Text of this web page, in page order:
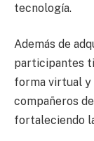
tecnología.
Además de
participantes
forma virtual y
compañeros
fortaleciendo